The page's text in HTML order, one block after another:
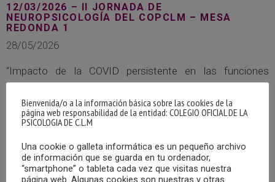
12/03/2026 – II JORNADA DE
NEUROPSICOLOGÍA DEL COPCLM – MESA
REDONDA 1
28/05/2026
“Impacto de la COVID persistente en las funciones
cognitivas: Retos y abordajes terapéuticos”.
MÁS
Bienvenida/o a la información básica sobre las cookies de la
página web responsabilidad de la entidad: COLEGIO OFICIAL DE LA
PSICOLOGIA DE C.L.M
Una cookie o galleta informática es un pequeño archivo
de información que se guarda en tu ordenador,
“smartphone” o tableta cada vez que visitas nuestra
página web. Algunas cookies son nuestras y otras